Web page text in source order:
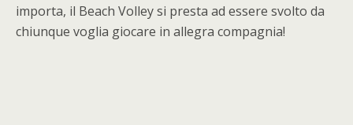
importa, il Beach Volley si presta ad essere svolto da
chiunque voglia giocare in allegra compagnia!